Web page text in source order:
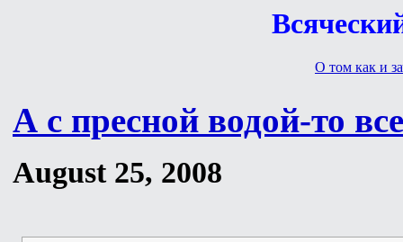
О том как и
А с пресной водой-то
August 25, 2008